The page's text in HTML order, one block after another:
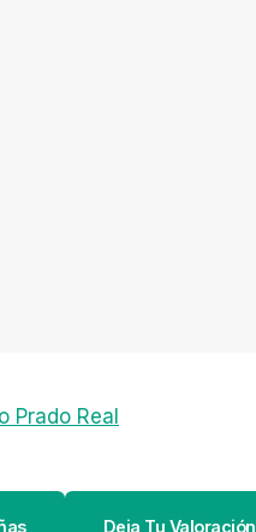
Prado Real
Deja Tu Valoración